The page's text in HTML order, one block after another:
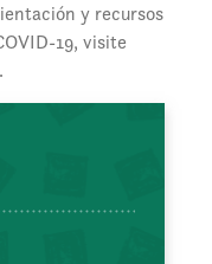
y recursos
19, visite
.